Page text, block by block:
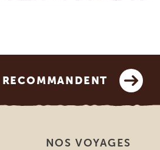
NOS VOYAGES